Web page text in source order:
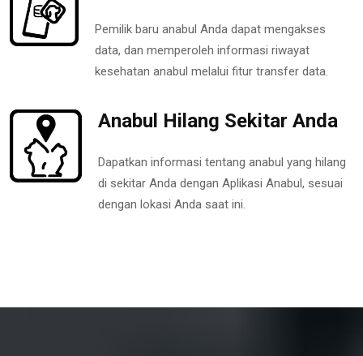
Pemilik baru anabul Anda dapat mengakses
data, dan memperoleh informasi riwayat
kesehatan anabul melalui fitur transfer data.
Anabul Hilang Sekitar Anda
Dapatkan informasi tentang anabul yang hilang
di sekitar Anda dengan Aplikasi Anabul, sesuai
dengan lokasi Anda saat ini.